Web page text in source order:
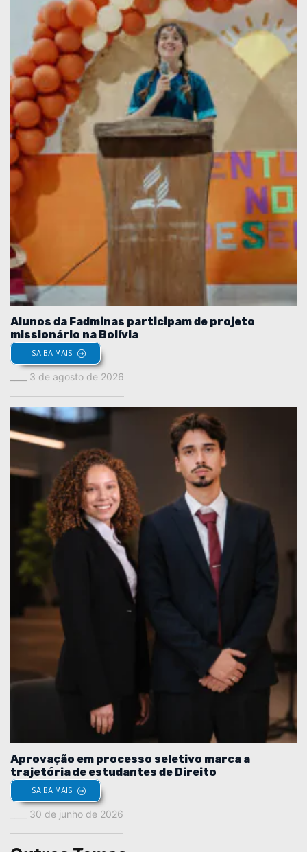
Alunos da Fadminas participam de projeto
missionário na Bolívia
SAIBA MAIS
3 de agosto de 2026
Aprovação em processo seletivo marca a
trajetória de estudantes de Direito
SAIBA MAIS
30 de junho de 2026